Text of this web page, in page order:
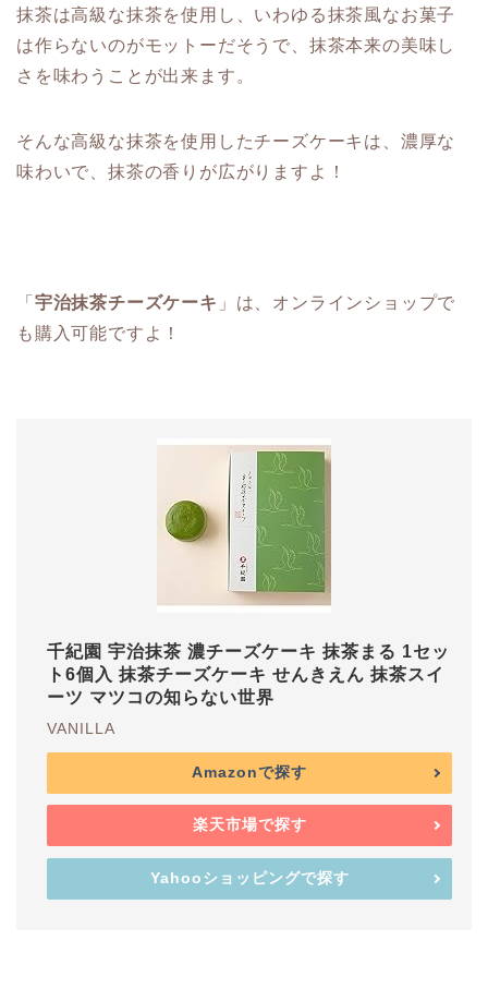
抹茶は高級な抹茶を使用し、いわゆる抹茶風なお菓子
は作らないのがモットーだそうで、抹茶本来の美味し
さを味わうことが出来ます。
そんな高級な抹茶を使用したチーズケーキは、濃厚な
味わいで、抹茶の香りが広がりますよ！
「 宇治抹茶チーズケーキ 」は、オンラインショップで
も購入可能ですよ！
千紀園 宇治抹茶 濃チーズケーキ 抹茶まる 1セッ
ト6個入 抹茶チーズケーキ せんきえん 抹茶スイ
ーツ マツコの知らない世界
VANILLA
Amazonで探す
楽天市場で探す
Yahooショッピングで探す